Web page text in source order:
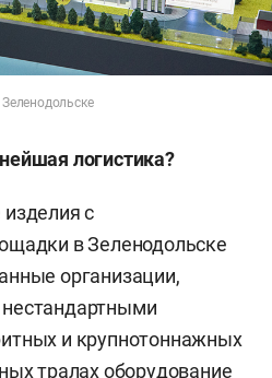
логистика?
с
в Зеленодольске
организации,
и крупнотоннажных
тралах оборудование